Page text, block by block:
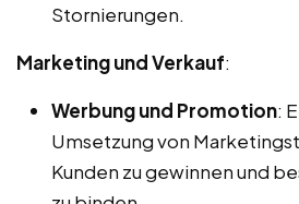
Stornierungen.
Marketing und Verkauf:
Werbung und Promotion:
Umsetzung von
Kunden zu gewinnen und